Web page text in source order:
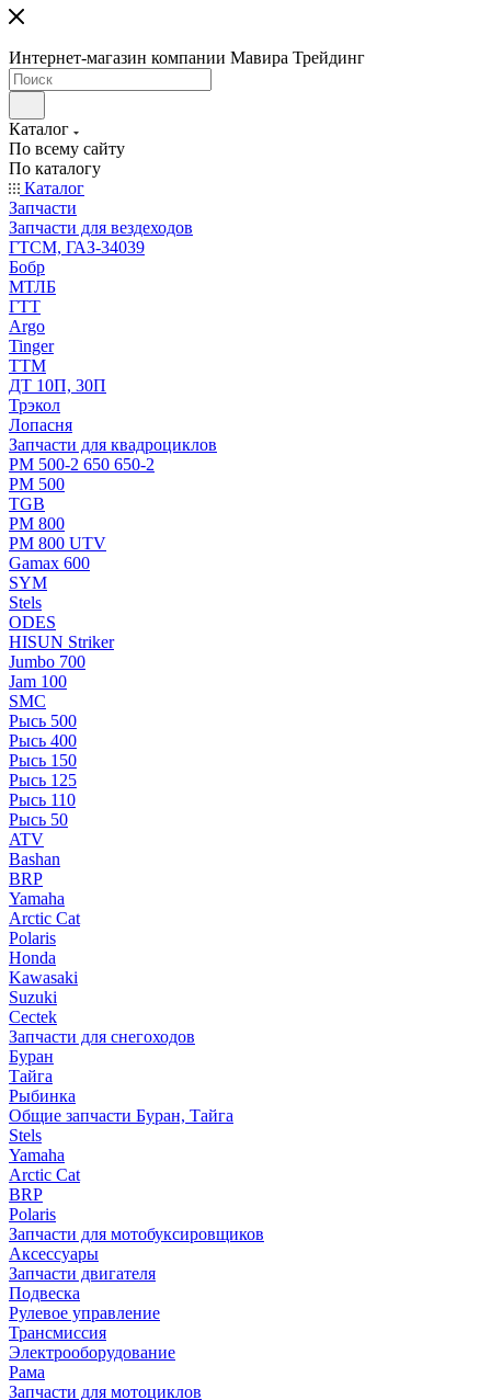
Интернет-магазин компании Мавира Трейдинг
Каталог
По всему сайту
По каталогу
Каталог
Запчасти
Запчасти для вездеходов
ГТСМ, ГАЗ-34039
Бобр
МТЛБ
ГТТ
Argo
Tinger
ТТМ
ДТ 10П, 30П
Трэкол
Лопасня
Запчасти для квадроциклов
РМ 500-2 650 650-2
РМ 500
TGB
РМ 800
РМ 800 UTV
Gamax 600
SYM
Stels
ОDЕS
HISUN Striker
Jumbo 700
Jam 100
SMC
Рысь 500
Рысь 400
Рысь 150
Рысь 125
Рысь 110
Рысь 50
ATV
Bashan
BRP
Yamaha
Arctic Cat
Polaris
Honda
Kawasaki
Suzuki
Cectek
Запчасти для снегоходов
Буран
Тайга
Рыбинка
Общие запчасти Буран, Тайга
Stels
Yamaha
Arctic Cat
BRP
Polaris
Запчасти для мотобуксировщиков
Аксессуары
Запчасти двигателя
Подвеска
Рулевое управление
Трансмиссия
Электрооборудование
Рама
Запчасти для мотоциклов